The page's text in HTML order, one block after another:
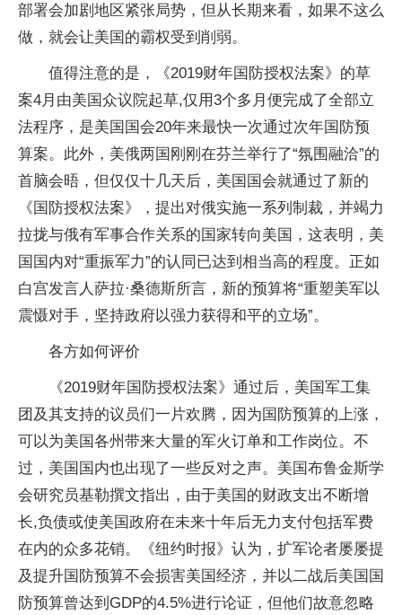
部署会加剧地区紧张局势，但从长期来看，如果不这么
做，就会让美国的霸权受到削弱。
值得注意的是，《2019财年国防授权法案》的草
案4月由美国众议院起草,仅用3个多月便完成了全部立
法程序，是美国国会20年来最快一次通过次年国防预
算案。此外，美俄两国刚刚在芬兰举行了“氛围融洽”的
首脑会晤，但仅仅十几天后，美国国会就通过了新的
《国防授权法案》，提出对俄实施一系列制裁，并竭力
拉拢与俄有军事合作关系的国家转向美国，这表明，美
国国内对“重振军力”的认同已达到相当高的程度。正如
白宫发言人萨拉·桑德斯所言，新的预算将“重塑美军以
震慑对手，坚持政府以强力获得和平的立场”。
各方如何评价
《2019财年国防授权法案》通过后，美国军工集
团及其支持的议员们一片欢腾，因为国防预算的上涨，
可以为美国各州带来大量的军火订单和工作岗位。不
过，美国国内也出现了一些反对之声。美国布鲁金斯学
会研究员基勒撰文指出，由于美国的财政支出不断增
长,负债或使美国政府在未来十年后无力支付包括军费
在内的众多花销。《纽约时报》认为，扩军论者屡屡提
及提升国防预算不会损害美国经济，并以二战后美国国
防预算曾达到GDP的4.5%进行论证，但他们故意忽略